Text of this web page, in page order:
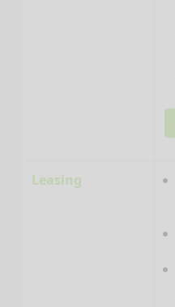
Leasing